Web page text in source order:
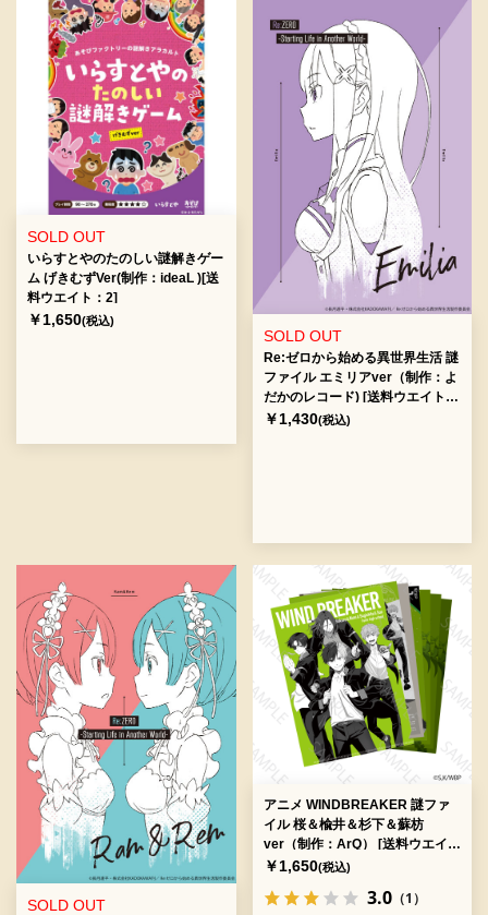
SOLD OUT
いらすとやのたのしい謎解きゲー
ム げきむずVer(制作：ideaL )[送
料ウエイト：2]
￥1,650(税込)
SOLD OUT
Re:ゼロから始める異世界生活 謎
ファイル エミリアver（制作：よ
だかのレコード) [送料ウエイト：
2]
￥1,430(税込)
SOLD OUT
アニメ WINDBREAKER 謎ファ
イル 桜＆楡井＆杉下＆蘇枋
ver（制作：ArQ） [送料ウエイ
ト：4]
￥1,650(税込)
3.0（1）